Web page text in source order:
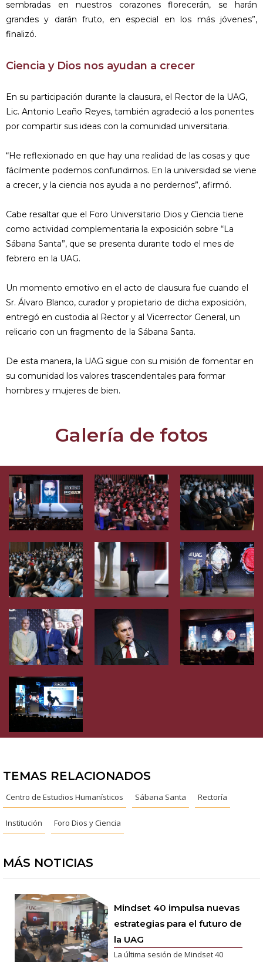
sembradas en nuestros corazones florecerán, se harán
grandes y darán fruto, en especial en los más jóvenes”,
finalizó.
Ciencia y Dios nos ayudan a crecer
En su participación durante la clausura, el Rector de la UAG,
Lic. Antonio Leaño Reyes, también agradeció a los ponentes
por compartir sus ideas con la comunidad universitaria.
“He reflexionado en que hay una realidad de las cosas y que
fácilmente podemos confundirnos. En la universidad se viene
a crecer, y la ciencia nos ayuda a no perdernos”, afirmó.
Cabe resaltar que el Foro Universitario Dios y Ciencia tiene
como actividad complementaria la exposición sobre “La
Sábana Santa”, que se presenta durante todo el mes de
febrero en la UAG.
Un momento emotivo en el acto de clausura fue cuando el
Sr. Álvaro Blanco, curador y propietario de dicha exposición,
entregó en custodia al Rector y al Vicerrector General, un
relicario con un fragmento de la Sábana Santa.
De esta manera, la UAG sigue con su misión de fomentar en
su comunidad los valores trascendentales para formar
hombres y mujeres de bien.
Galería de fotos
TEMAS RELACIONADOS
Centro de Estudios Humanísticos Sábana Santa Rectoría
Institución Foro Dios y Ciencia
MÁS NOTICIAS
Mindset 40 impulsa nuevas
estrategias para el futuro de
la UAG
La última sesión de Mindset 40